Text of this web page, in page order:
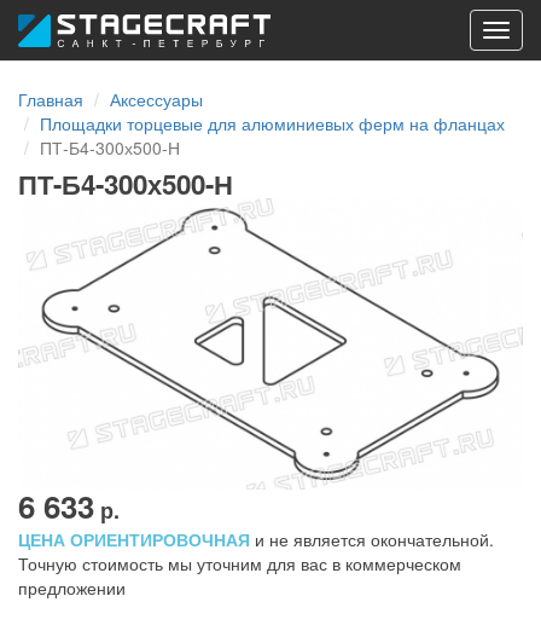
Главная
Аксессуары
Площадки торцевые для алюминиевых ферм на фланцах
ПТ-Б4-300х500-Н
ПТ-Б4-300х500-Н
6 633 р.
ЦЕНА ОРИЕНТИРОВОЧНАЯ и не является окончательной.
Точную стоимость мы уточним для вас в коммерческом
предложении